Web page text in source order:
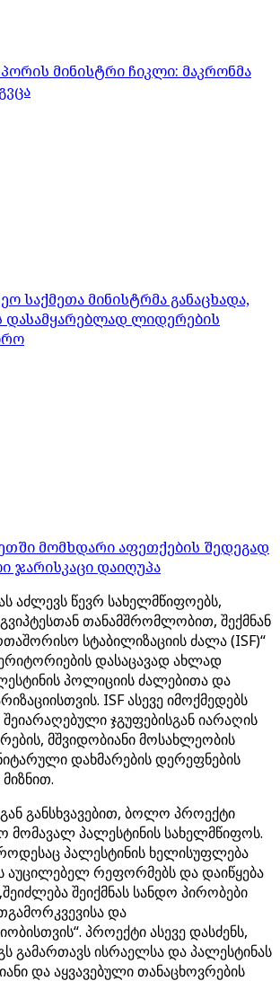
მინისტრი ჩიკლი: მაკრონმა
საქმეთა მინისტრმა განაცხადა,
დასამყარებლად ლიდერების
მომხდარი აფეთქების შედეგად
ჯარისკაცი დაიღუპა
აძლევს წევრ სახელმწიფოებს,
თანამშრომლობით, შექმნან
სტაბილიზაციის ძალა (ISF)“
დასაცავად ახლად
პოლიციის ძალებითა და
ISF ასევე იმოქმედებს
ჯგუფებისგან იარაღის
მშვიდობიანი მოსახლეობის
დახმარების დერეფნების
განსხვავებით, ბოლო პროექტი
მომავალ პალესტინის სახელმწიფოს.
პალესტინის ხელისუფლება
აუცილებელ რეფორმებს და დაიწყება
შეიქმნას სანდო პირობები
და
პროექტი ასევე დასძენს,
გამართავს ისრაელსა და პალესტინას
და აყვავებული თანაცხოვრების